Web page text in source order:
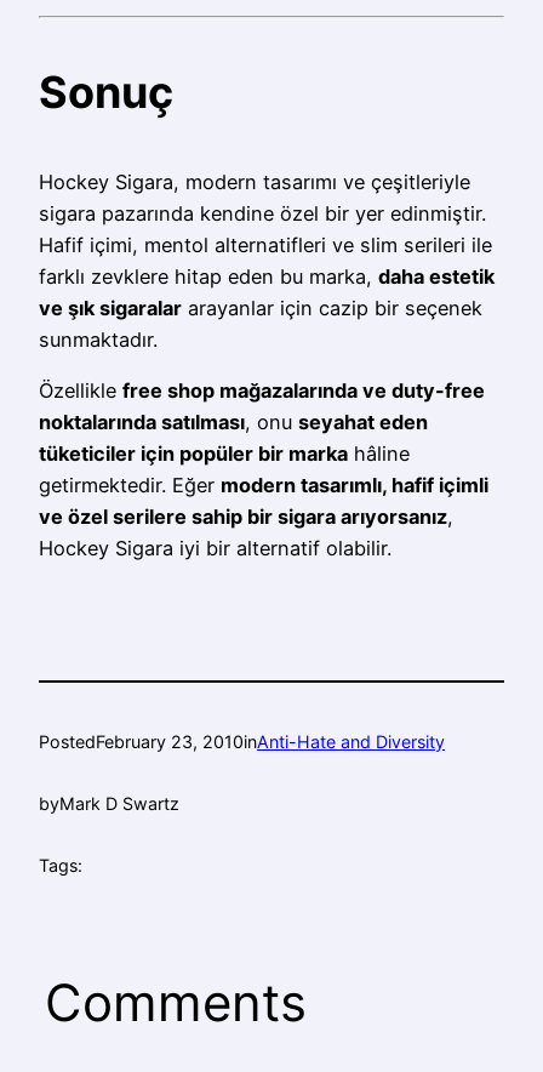
Sonuç
Hockey Sigara, modern tasarımı ve çeşitleriyle
sigara pazarında kendine özel bir yer edinmiştir.
Hafif içimi, mentol alternatifleri ve slim serileri ile
farklı zevklere hitap eden bu marka, daha estetik
ve şık sigaralar arayanlar için cazip bir seçenek
sunmaktadır.
Özellikle free shop mağazalarında ve duty-free
noktalarında satılması, onu seyahat eden
tüketiciler için popüler bir marka hâline
getirmektedir. Eğer modern tasarımlı, hafif içimli
ve özel serilere sahip bir sigara arıyorsanız,
Hockey Sigara iyi bir alternatif olabilir.
PostedFebruary 23, 2010inAnti-Hate and Diversity
byMark D Swartz
Tags:
Comments